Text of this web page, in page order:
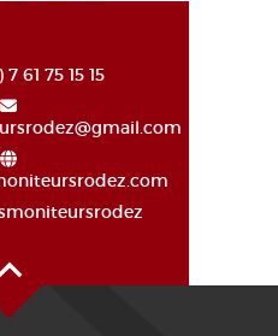
7 61 75 15 15